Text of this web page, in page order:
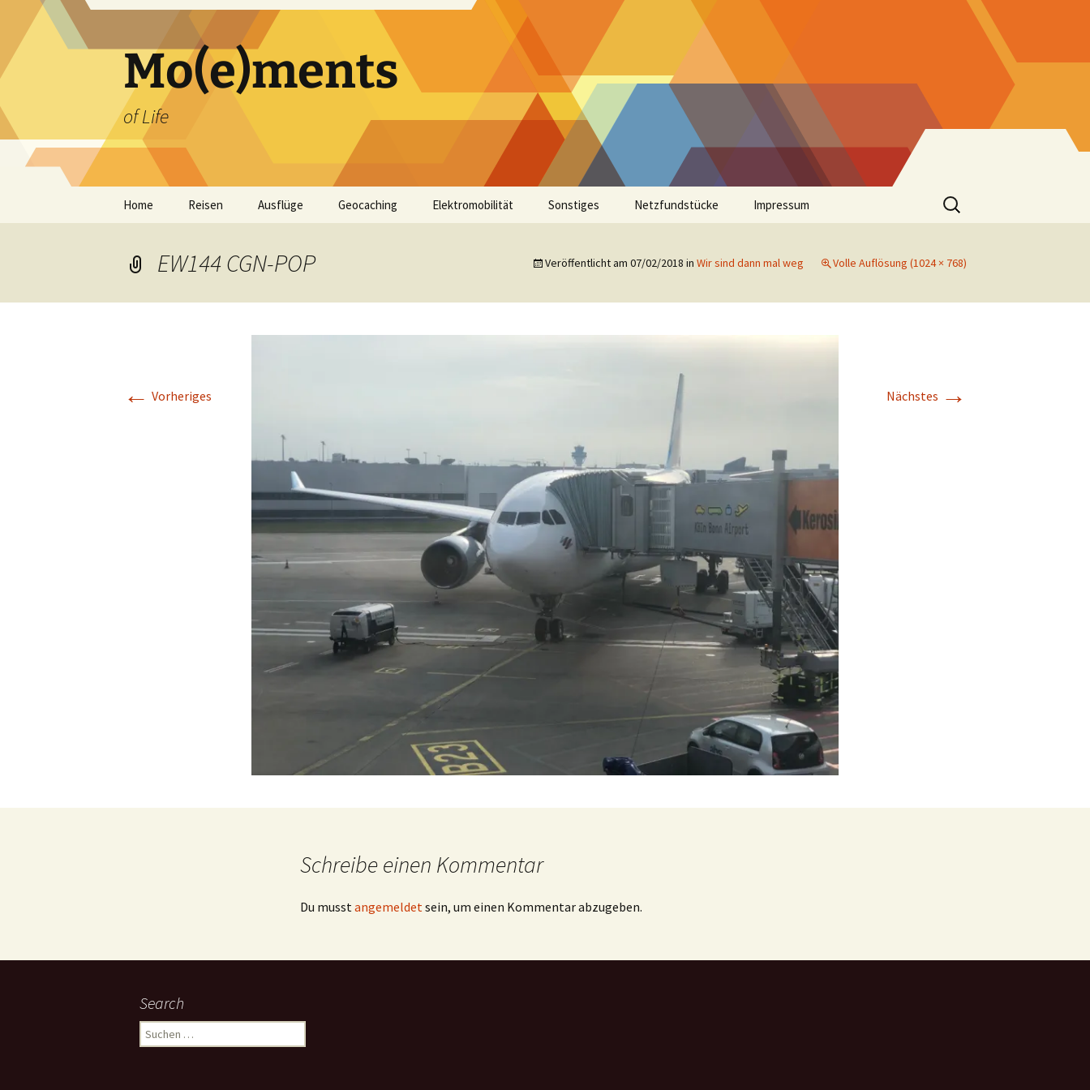
Inhalt
springen
Mo(e)ments
of Life
Home Reisen Ausflüge Geocaching Elektromobilität Sonstiges Netzfundstücke Impressum
Suchen
nach:
EW144 CGN-POP Veröffentlicht am 07/02/2018 in Wir sind dann mal weg Volle Auflösung (1024 × 768)
← Vorheriges Nächstes →
Schreibe einen Kommentar
Du musstangemeldetsein, um einen Kommentar abzugeben.
Search
Suchen
nach: